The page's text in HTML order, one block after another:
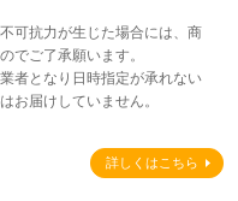
可抗力が生じた場合には、商
でご了承願います。
者となり日時指定が承れない
お届けしていません。
詳しくはこちら